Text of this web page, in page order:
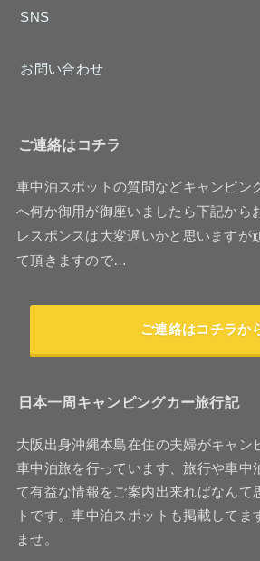
SNS
お問い合わせ
ご連絡はコチラ
車中泊スポットの質問などキャンピン
へ何か御用が御座いましたら下記から
レスポンスは大変遅いかと思いますが
て頂きますので…
ご連絡はコチラか
日本一周キャンピングカー旅行記
大阪出身沖縄本島在住の夫婦がキャン
車中泊旅を行っています、旅行や車中
て有益な情報をご案内出来ればなんて
トです。車中泊スポットも掲載してま
ませ。